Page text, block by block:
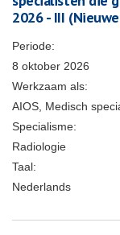
2026 - III
Periode:
8 oktober 2026
Werkzaam als:
AIOS, Medisch
Specialisme:
Radiologie
Taal:
Nederlands